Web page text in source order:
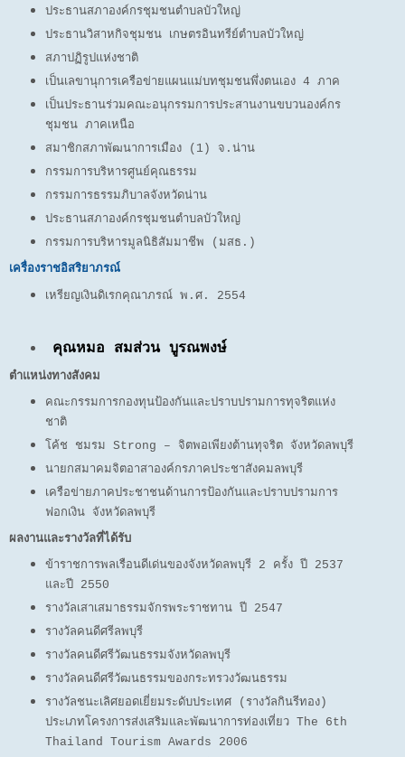
ประธานสภาองค์กรชุมชนตำบลบัวใหญ่
ประธานวิสาหกิจชุมชน เกษตรอินทรีย์ตำบลบัวใหญ่
สภาปฏิรูปแห่งชาติ
เป็นเลขานุการเครือข่ายแผนแม่บทชุมชนพึ่งตนเอง 4 ภาค
เป็นประธานร่วมคณะอนุกรรมการประสานงานขบวนองค์กร
ชุมชน ภาคเหนือ
สมาชิกสภาพัฒนาการเมือง (1) จ.น่าน
กรรมการบริหารศูนย์คุณธรรม
กรรมการธรรมภิบาลจังหวัดน่าน
ประธานสภาองค์กรชุมชนตำบลบัวใหญ่
กรรมการบริหารมูลนิธิสัมมาชีพ (มสธ.)
เครื่องราชอิสริยาภรณ์
เหรียญเงินดิเรกคุณาภรณ์ พ.ศ. 2554
คุณหมอ สมส่วน บูรณพงษ์
ตำแหน่งทางสังคม
คณะกรรมการกองทุนป้องกันและปราบปรามการทุจริตแห่ง
ชาติ
โค้ช ชมรม Strong – จิตพอเพียงต้านทุจริต จังหวัดลพบุรี
นายกสมาคมจิตอาสาองค์กรภาคประชาสังคมลพบุรี
เครือข่ายภาคประชาชนด้านการป้องกันและปราบปรามการ
ฟอกเงิน จังหวัดลพบุรี
ผลงานและรางวัลที่ได้รับ
ข้าราชการพลเรือนดีเด่นของจังหวัดลพบุรี 2 ครั้ง ปี 2537
และปี 2550
รางวัลเสาเสมาธรรมจักรพระราชทาน ปี 2547
รางวัลคนดีศรีลพบุรี
รางวัลคนดีศรีวัฒนธรรมจังหวัดลพบุรี
รางวัลคนดีศรีวัฒนธรรมของกระทรวงวัฒนธรรม
รางวัลชนะเลิศยอดเยี่ยมระดับประเทศ (รางวัลกินรีทอง)
ประเภทโครงการส่งเสริมและพัฒนาการท่องเที่ยว The 6th
Thailand Tourism Awards 2006